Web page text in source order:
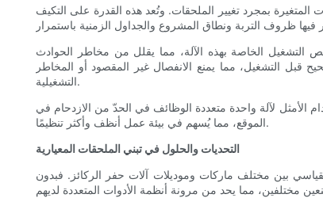
بمجرد تغيير الملحقات. وتُعد هذه القدرة على التكيف
التشغيل الخاصة بهذه الآلة، مما يقلل من مخاطر الحوادث
قبل التشغيل، مما يمنع الانفصال غير المقصود أو المخاطر
التشغيلية.
الأمثل لآلة واحدة متعددة الوظائف في الحدّ من الازدحام في
الموقع، مما يُسهم في بيئة عمل أنظف وأكثر تنظيمًا.
التحديات والحلول في تبني الملحقات المعيارية
بين مختلف ماركات وموديلات آلات حفر الركائز. فبدون